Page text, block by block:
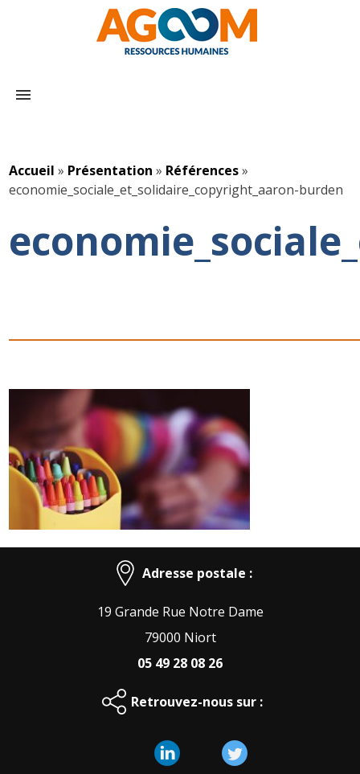
menu
Accueil » Présentation » Références»
economie_sociale_et_solidaire_copyright_aaron-burden
Adresse postale :
19 Grande Rue Notre Dame
79000 Niort
05 49 28 08 26
Retrouvez-nous sur :